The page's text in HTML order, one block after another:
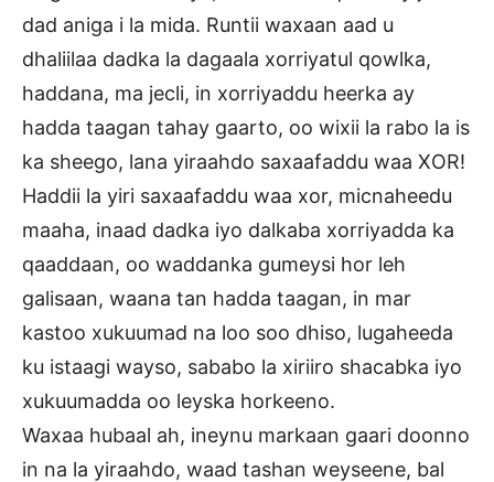
dad aniga i la mida. Runtii waxaan aad u
dhaliilaa dadka la dagaala xorriyatul qowlka,
haddana, ma jecli, in xorriyaddu heerka ay
hadda taagan tahay gaarto, oo wixii la rabo la is
ka sheego, lana yiraahdo saxaafaddu waa XOR!
Haddii la yiri saxaafaddu waa xor, micnaheedu
maaha, inaad dadka iyo dalkaba xorriyadda ka
qaaddaan, oo waddanka gumeysi hor leh
galisaan, waana tan hadda taagan, in mar
kastoo xukuumad na loo soo dhiso, lugaheeda
ku istaagi wayso, sababo la xiriiro shacabka iyo
xukuumadda oo leyska horkeeno.
Waxaa hubaal ah, ineynu markaan gaari doonno
in na la yiraahdo, waad tashan weyseene, bal